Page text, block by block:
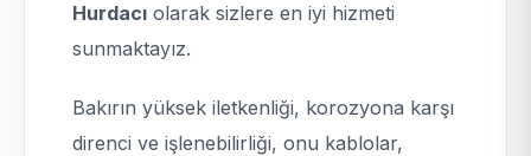
Hurdacı olarak sizlere en iyi hizmeti
sunmaktayız.
Bakırın yüksek iletkenliği, korozyona karşı
direnci ve işlenebilirliği, onu kablolar,